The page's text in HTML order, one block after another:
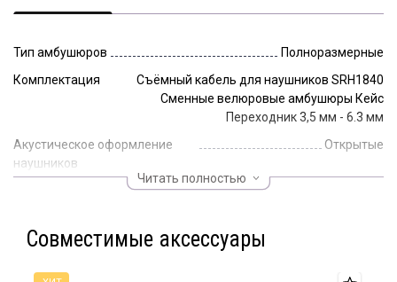
Тип амбушюров
Полноразмерные
Комплектация
Съёмный кабель для наушников SRH1840
Сменные велюровые амбушюры Кейс
Переходник 3,5 мм - 6.3 мм
Акустическое оформление
наушников
Открытые
Переходник
Миниджек (3,5мм) -> Джек (6,3 мм)
Съёмный кабель
Читать полностью
Совместимые аксессуары